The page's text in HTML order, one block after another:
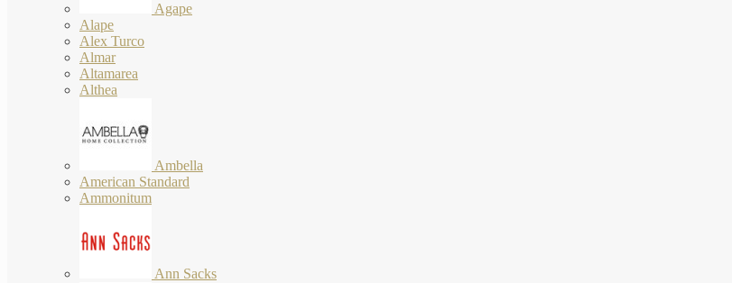
Agape
Alape
Alex Turco
Almar
Altamarea
Althea
Ambella
American Standard
Ammonitum
Ann Sacks